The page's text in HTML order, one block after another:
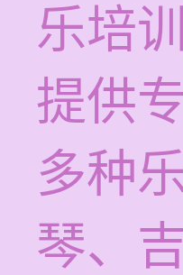
乐培
提供
多种
琴、